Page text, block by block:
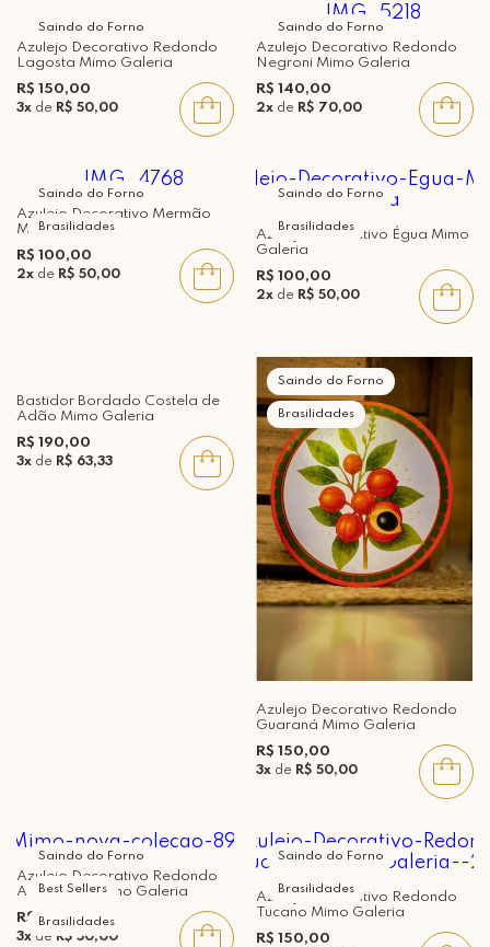
Saindo do Forno
Azulejo Decorativo Redondo
Lagosta Mimo Galeria
R$ 150,00
3x de R$ 50,00
Saindo do Forno
Azulejo Decorativo Redondo
Negroni Mimo Galeria
R$ 140,00
2x de R$ 70,00
Saindo do Forno
Brasilidades
Azulejo Decorativo Mermão
Mimo Galeria
R$ 100,00
2x de R$ 50,00
Saindo do Forno
Brasilidades
Azulejo Decorativo Égua Mimo
Galeria
R$ 100,00
2x de R$ 50,00
Bastidor Bordado Costela de
Adão Mimo Galeria
R$ 190,00
3x de R$ 63,33
Saindo do Forno
Brasilidades
Azulejo Decorativo Redondo
Guaraná Mimo Galeria
R$ 150,00
3x de R$ 50,00
Saindo do Forno
Best Sellers
Brasilidades
Azulejo Decorativo Redondo
Arara Azul Mimo Galeria
R$ 150,00
3x de R$ 50,00
Saindo do Forno
Brasilidades
Azulejo Decorativo Redondo
Tucano Mimo Galeria
R$ 150,00